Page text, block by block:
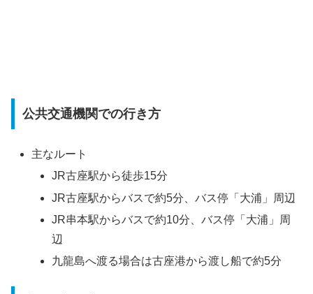
公共交通機関での行き方
主なルート
JR古座駅から徒歩15分
JR古座駅からバスで約5分、バス停「大浦」周辺
JR串本駅からバスで約10分、バス停「大浦」周
辺
九龍島へ渡る場合は古座港から渡し船で約5分